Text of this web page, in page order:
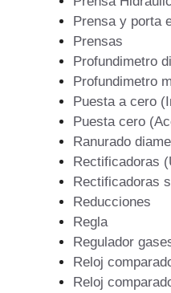
Prensa y porta
Prensas
Profundimetro
Profundimetro
Puesta a cero
Puesta cero
Ranurado
Rectificadoras
Rectificadoras
Reducciones
Regla
Regulador
Reloj
Reloj